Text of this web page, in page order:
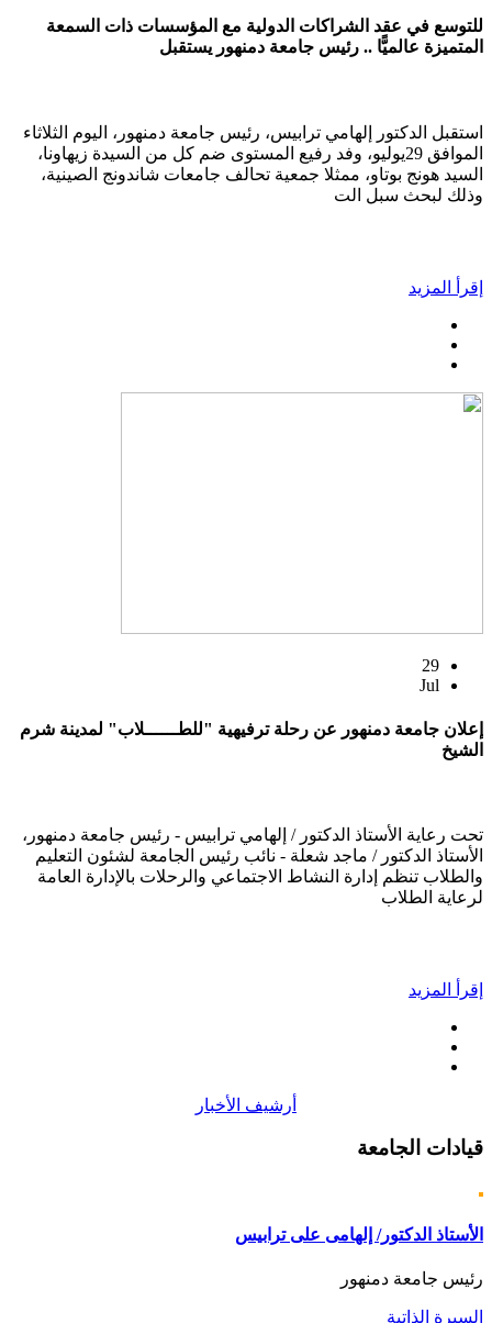
للتوسع في عقد الشراكات الدولية مع المؤسسات ذات السمعة
المتميزة عالميًّا .. رئيس جامعة دمنهور يستقبل
استقبل الدكتور إلهامي ترابيس، رئيس جامعة دمنهور، اليوم الثلاثاء
الموافق 29يوليو، وفد رفيع المستوى ضم كل من السيدة زيهاونا،
السيد هونج بوتاو، ممثلا جمعية تحالف جامعات شاندونج الصينية،
وذلك لبحث سبل الت
إقرأ المزيد
29
Jul
إعلان جامعة دمنهور عن رحلة ترفيهية "للطــــــلاب" لمدينة شرم
الشيخ
تحت رعاية الأستاذ الدكتور / إلهامي ترابيس - رئيس جامعة دمنهور،
الأستاذ الدكتور / ماجد شعلة - نائب رئيس الجامعة لشئون التعليم
والطلاب تنظم إدارة النشاط الاجتماعي والرحلات بالإدارة العامة
لرعاية الطلاب
إقرأ المزيد
أرشيف الأخبار
قيادات الجامعة
الأستاذ الدكتور/ إلهامى على ترابيس
رئيس جامعة دمنهور
السيرة الذاتية